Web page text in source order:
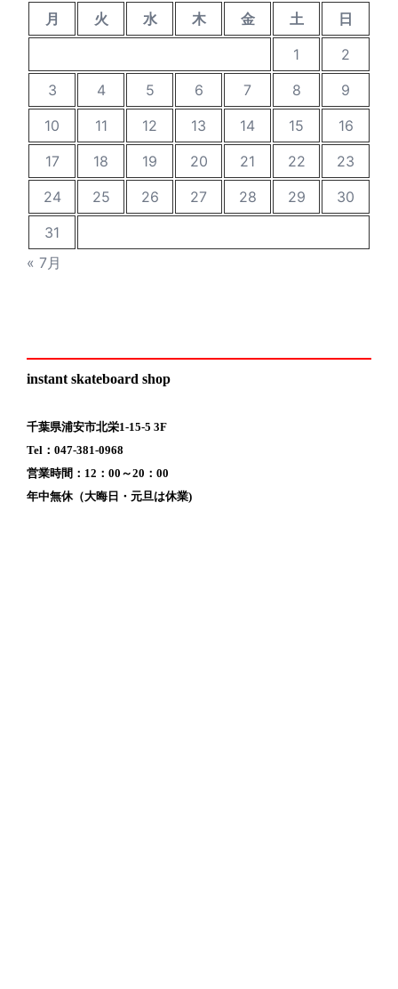
月 火 水 木 金 土
日
1
2
3
4 5 6 7 8
9
10
11 12 13 14 15
16
17
18 19 20 21 22
23
24
25 26 27 28 29
30
31
« 7月
instant skateboard shop
千葉県浦安市北栄1-15-5 3F
Tel：047-381-0968
営業時間：12：00～20：00
年中無休（大晦日・元旦は休業)